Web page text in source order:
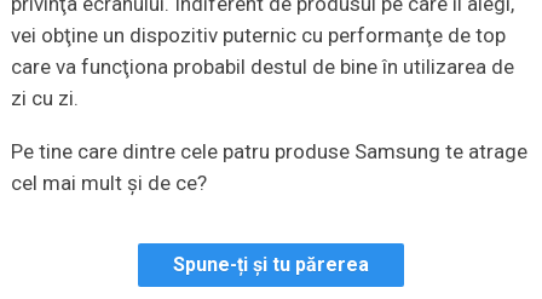
vei obţine un dispozitiv puternic cu performanţe de top
care va funcţiona probabil destul de bine în utilizarea de
zi cu zi.
Pe tine care dintre cele patru produse Samsung te atrage
cel mai mult şi de ce?
Spune-ți și tu părerea